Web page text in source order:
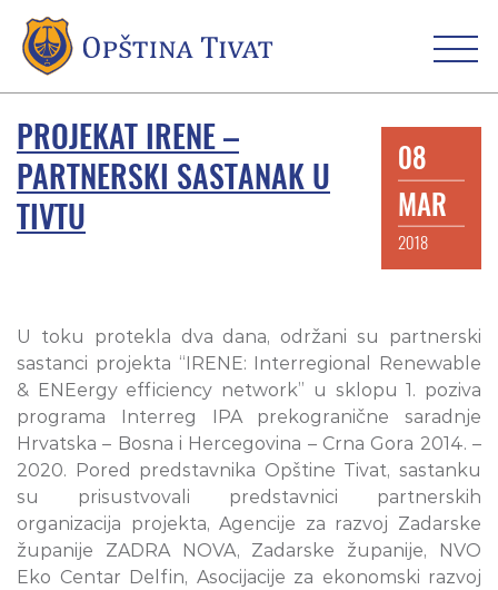
PROJEKAT IRENE –
PARTNERSKI SASTANAK U
TIVTU
08
MAR
2018
U toku protekla dva dana, održani su partnerski
sastanci projekta “IRENE: Interregional Renewable
& ENEergy efficiency network” u sklopu 1. poziva
programa Interreg IPA prekogranične saradnje
Hrvatska – Bosna i Hercegovina – Crna Gora 2014. –
2020. Pored predstavnika Opštine Tivat, sastanku
su prisustvovali predstavnici partnerskih
organizacija projekta, Agencije za razvoj Zadarske
županije ZADRA NOVA, Zadarske županije, NVO
Eko Centar Delfin, Asocijacije za ekonomski razvoj